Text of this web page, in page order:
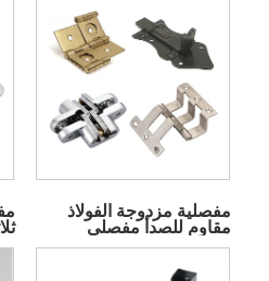
مفصلية مزدوجة الفولاذ
مقاوم للصدأ مفصلي
مزدوج المفعول